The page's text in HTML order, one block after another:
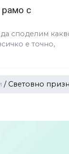
рамо с
споделим
е точно,
/ Световно